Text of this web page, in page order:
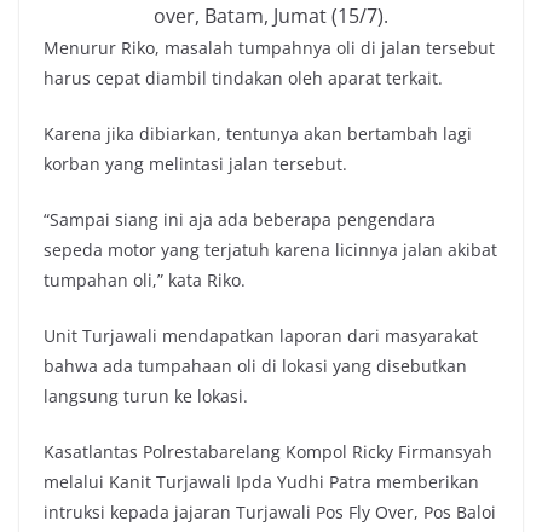
over, Batam, Jumat (15/7).
Menurur Riko, masalah tumpahnya oli di jalan tersebut
harus cepat diambil tindakan oleh aparat terkait.
Karena jika dibiarkan, tentunya akan bertambah lagi
korban yang melintasi jalan tersebut.
“Sampai siang ini aja ada beberapa pengendara
sepeda motor yang terjatuh karena licinnya jalan akibat
tumpahan oli,” kata Riko.
Unit Turjawali mendapatkan laporan dari masyarakat
bahwa ada tumpahaan oli di lokasi yang disebutkan
langsung turun ke lokasi.
Kasatlantas Polrestabarelang Kompol Ricky Firmansyah
melalui Kanit Turjawali Ipda Yudhi Patra memberikan
intruksi kepada jajaran Turjawali Pos Fly Over, Pos Baloi